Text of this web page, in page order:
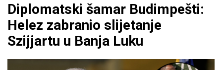
Diplomatski šamar Budimpešti:
Helez zabranio slijetanje
Szijjartu u Banja Luku